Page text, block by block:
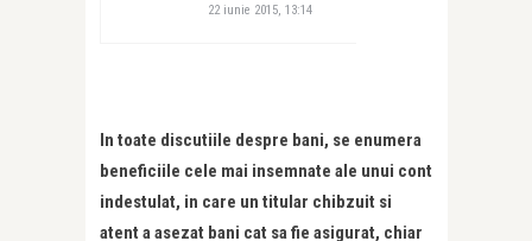
22 iunie 2015, 13:14
In toate discutiile despre bani, se enumera
beneficiile cele mai insemnate ale unui cont
indestulat, in care un titular chibzuit si
atent a asezat bani cat sa fie asigurat, chiar